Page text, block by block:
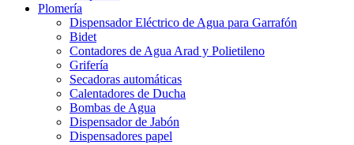
Plomería
Dispensador Eléctrico de Agua para Garrafón
Bidet
Contadores de Agua Arad y Polietileno
Grifería
Secadoras automáticas
Calentadores de Ducha
Bombas de Agua
Dispensador de Jabón
Dispensadores papel